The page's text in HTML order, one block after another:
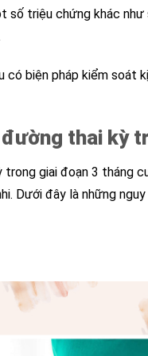
số triệu chứng khác như
có biện pháp kiểm soát
thai kỳ
giai đoạn 3 tháng
Dưới đây là những